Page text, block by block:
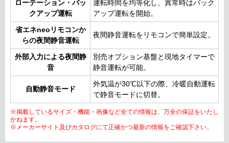
ローテーション・バッ
クアップ運転
運転時間を均等化し、異常時はバック
アップ運転を開始。
省エネneoリモコンか
らの夜間静音運転
夜間静音運転をリモコンで簡単設定。
外部入力による夜間静
音
別売オプション基盤と現地タイマーで
静音運転が可能。
自動静音モード
外気温が30℃以下の際、冷暖自動運転
で静音モードに切替。
※掲載しているサイズ・機能・画像など全ての情報は、万全の保証をいたし
かねます。
※メーカーサイト及びカタログにて正確かつ最新の情報をご確認下さい。